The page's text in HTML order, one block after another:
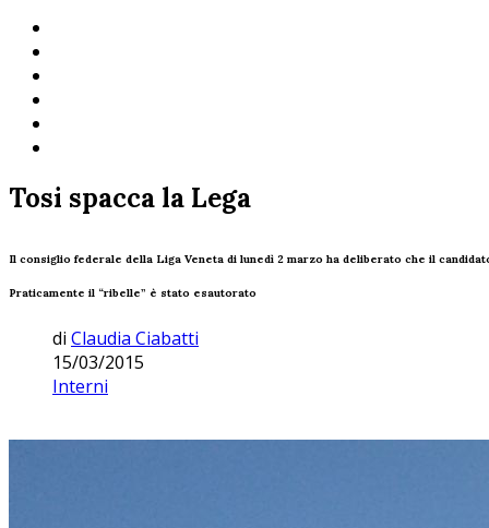
Tosi spacca la Lega
Il consiglio federale della Liga Veneta di lunedì 2 marzo ha deliberato che il
Praticamente il “ribelle” è stato esautorato
di Claudia Ciabatti
15/03/2015
Interni